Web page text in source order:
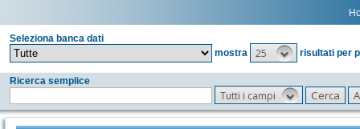
Seleziona banca dati
mostra
25 risultati per
Ricerca semplice
Tutti i campi